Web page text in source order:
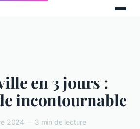
en 3 jours :
incontournable
2024 — 3 min de lecture